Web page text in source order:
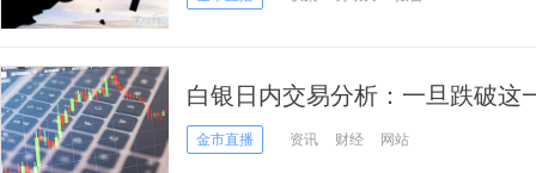
白银日内交易分析：一旦跌破这
3%
金市直播 资讯 财经 网站